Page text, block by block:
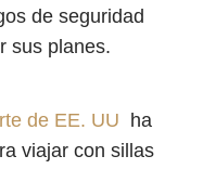
de seguridad
sus planes.
de EE. UU
ha
viajar con sillas